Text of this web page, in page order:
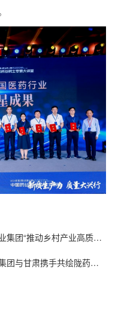
上一篇：人民日报整版关注：扬子江药业集团“推动乡村产业高质量发展 助力乡村全面振兴”
下一篇：药博会陇西开幕，扬子江药业集团与甘肃携手共绘陇药品牌新图景